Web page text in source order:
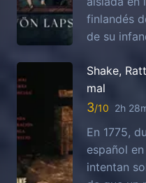
finlandés
de su
Shake,
mal
3 2h
En 1775,
español
intentan